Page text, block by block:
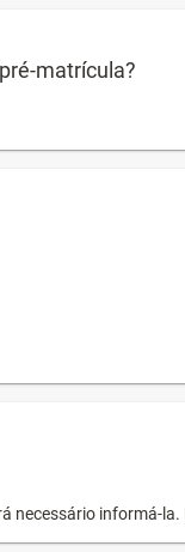
matrícula?
necessário informá-